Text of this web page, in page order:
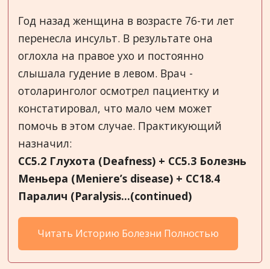
Год назад женщина в возрасте 76-ти лет
перенесла инсульт. В результате она
оглохла на правое ухо и постоянно
слышала гудение в левом. Врач -
отоларинголог осмотрел пациентку и
констатировал, что мало чем может
помочь в этом случае. Практикующий
назначил:
CC5.2 Глухота (Deafness) + CC5.3 Болезнь
Меньера (Meniere’s disease) + CC18.4
Паралич (Paralysis...(continued)
Читать Историю Болезни Полностью